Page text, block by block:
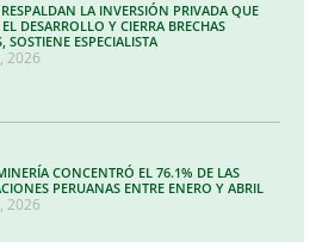
RESPALDAN LA INVERSIÓN PRIVADA QUE
DESARROLLO Y CIERRA BRECHAS
SOSTIENE ESPECIALISTA
2026
CONCENTRÓ EL 76.1% DE LAS
PERUANAS ENTRE ENERO Y ABRIL
2026